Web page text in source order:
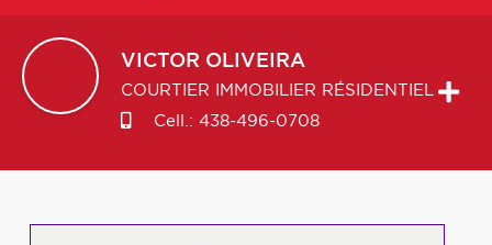
VICTOR OLIVEIRA
COURTIER IMMOBILIER RÉSIDENTIEL
Cell.: 438-496-0708